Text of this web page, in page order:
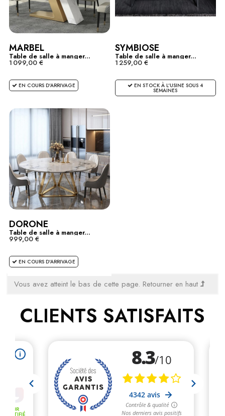
MARBEL
Table de salle à manger...
1 099,00 €
EN COURS D'ARRIVAGE
SYMBIOSE
Table de salle à manger...
1 259,00 €
EN STOCK À L'USINE SOUS 4
SEMAINES
DORONE
Table de salle à manger...
999,00 €
EN COURS D'ARRIVAGE
Vous avez atteint le bas de cette page. Retourner en haut
CLIENTS SATISFAITS